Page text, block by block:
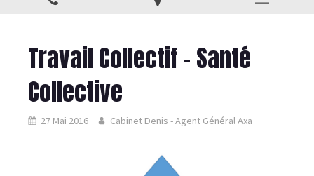
Travail Collectif - Santé
Collective
27 Mai 2016 Cabinet Denis - Agent Général Axa